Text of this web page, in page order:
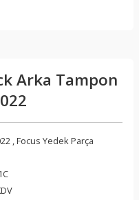
Arka Tampon
,Focus Yedek Parça